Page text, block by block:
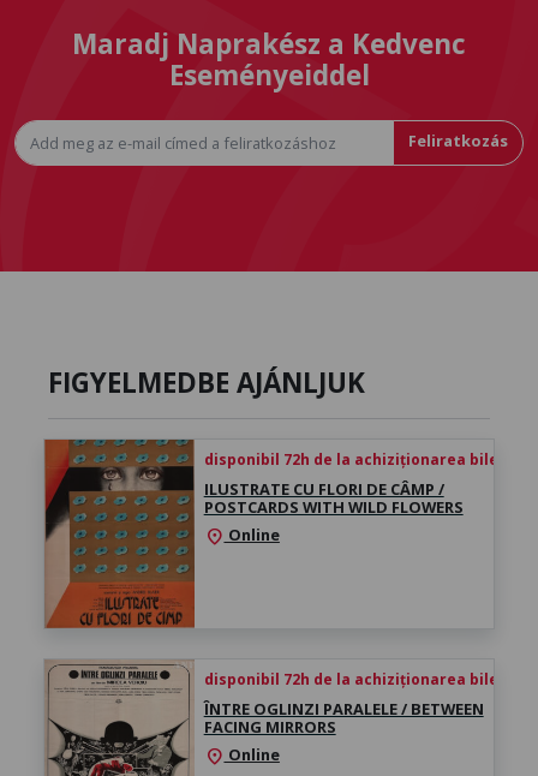
Maradj Naprakész a Kedvenc
Eseményeiddel
Feliratkozás
FIGYELMEDBE AJÁNLJUK
disponibil 72h de la achiziționarea biletului
ILUSTRATE CU FLORI DE CÂMP /
POSTCARDS WITH WILD FLOWERS
location_on Online
disponibil 72h de la achiziționarea biletului
ÎNTRE OGLINZI PARALELE / BETWEEN
FACING MIRRORS
location_on Online